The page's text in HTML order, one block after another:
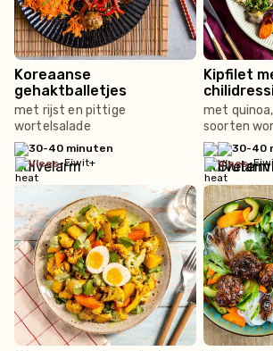
Koreaanse
gehaktballetjes
met rijst en pittige
wortelsalade
30-40 minuten
vlees•Eiwit+
Kipfilet
met
soorten
30-40
vlees•